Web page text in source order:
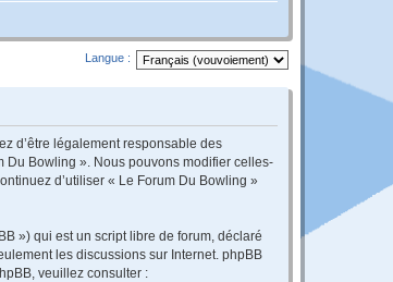
Langue :
d’être légalement responsable des
Du Bowling ». Nous pouvons modifier celles-
d’utiliser « Le Forum Du Bowling »
») qui est un script libre de forum, déclaré
les discussions sur Internet. phpBB
veuillez consulter :